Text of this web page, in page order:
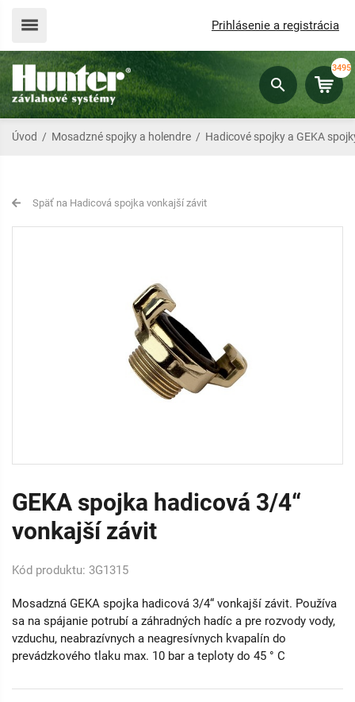
Prihlásenie a registrácia
3495
Úvod / Mosadzné spojky a holendre / Hadicové spojky a GEKA
Späť na Hadicová spojka vonkajší závit
GEKA spojka hadicová 3/4“
vonkajší závit
Kód produktu: 3G1315
Mosadzná GEKA spojka hadicová 3/4“ vonkajší závit. Používa
sa na spájanie potrubí a záhradných hadíc a pre rozvody vody,
vzduchu, neabrazívnych a neagresívnych kvapalín do
prevádzkového tlaku max. 10 bar a teploty do 45 ° C